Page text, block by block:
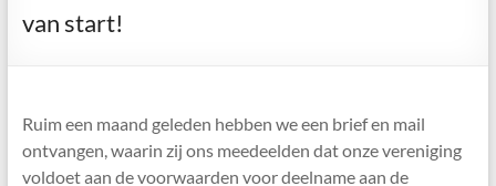
Waalrese
Keien
van start!
Ruim een maand geleden hebben we een brief en mail
ontvangen, waarin zij ons meedeelden dat onze vereniging
voldoet aan de voorwaarden voor deelname aan de